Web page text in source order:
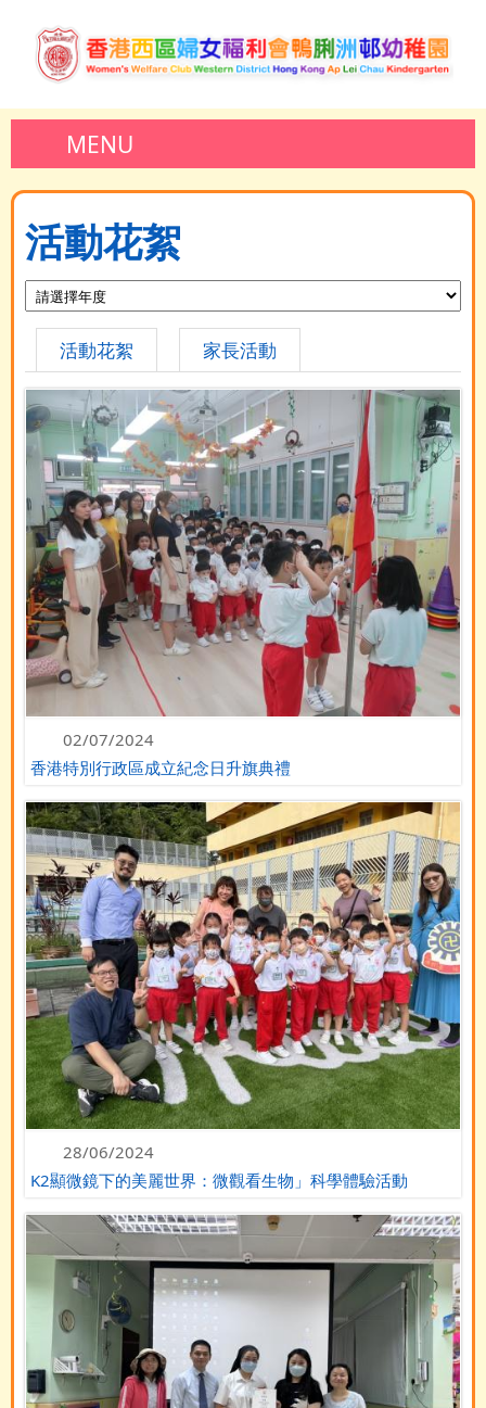
MENU
活動花絮
活動花絮 家長活動
02/07/2024
香港特別行政區成立紀念日升旗典禮
28/06/2024
K2顯微鏡下的美麗世界：微觀看生物」科學體驗活動